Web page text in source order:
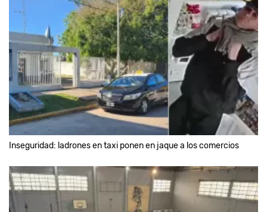
Inseguridad: ladrones en taxi ponen en jaque a los comercios